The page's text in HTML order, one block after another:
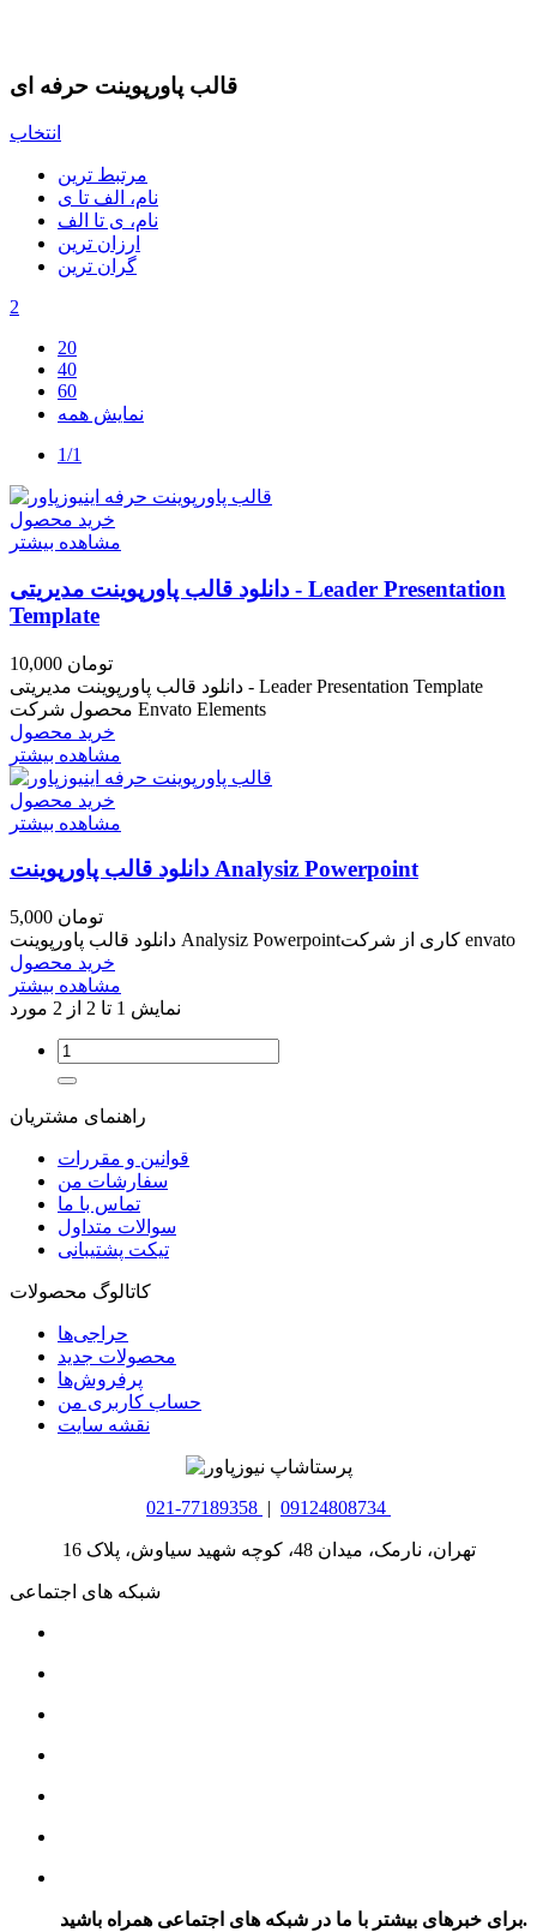
قالب پاورپوینت حرفه ای
انتخاب
مرتبط ترین
نام، الف تا ی
نام، ی تا الف
ارزان ترین
گران ترین
2
20
40
60
نمایش همه
1/1
خرید محصول
مشاهده بیشتر
دانلود قالب پاورپوینت مدیریتی - Leader Presentation
Template
10,000 تومان
دانلود قالب پاورپوینت مدیریتی - Leader Presentation Template
محصول شرکت Envato Elements
خرید محصول
مشاهده بیشتر
خرید محصول
مشاهده بیشتر
دانلود قالب پاورپوینت Analysiz Powerpoint
5,000 تومان
دانلود قالب پاورپوینت Analysiz Powerpointکاری از شرکت envato
خرید محصول
مشاهده بیشتر
نمایش 1 تا 2 از 2 مورد
راهنمای مشتریان
قوانین و مقررات
سفارشات من
تماس با ما
سوالات متداول
تیکت پشتیبانی
کاتالوگ محصولات
حراجی‌ها
محصولات جدید
پرفروش‌ها
حساب کاربری من
نقشه سایت
021-77189358 | 09124808734
تهران، نارمک، میدان 48، کوچه شهید سیاوش، پلاک 16
شبکه های اجتماعی
برای خبرهای بیشتر با ما در شبکه های اجتماعی همراه باشید.